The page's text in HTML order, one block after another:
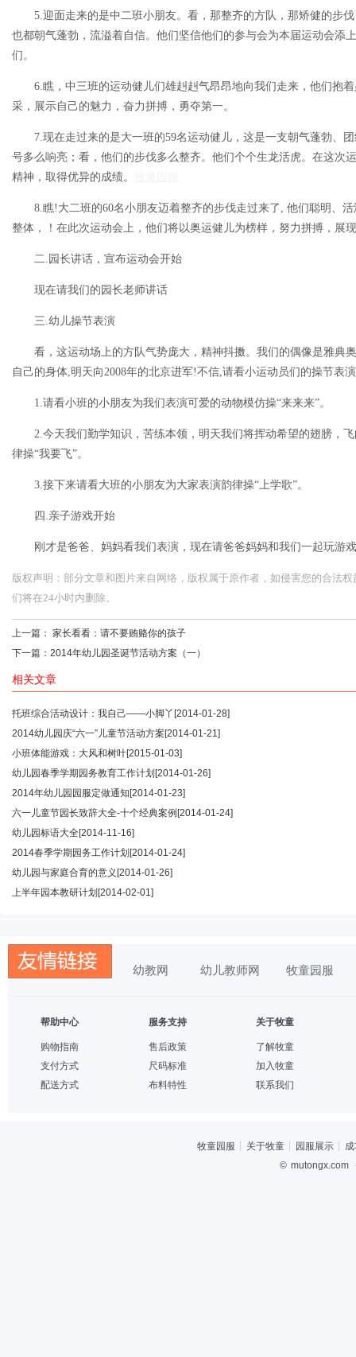
5.迎面走来的是中二班小朋友。看，那整齐的方队，那矫健的步
也都朝气蓬勃，流溢着自信。他们坚信他们的参与会为本届运动会添
们。
6.瞧，中三班的运动健儿们雄赳赳气昂昂地向我们走来，他们抱
采，展示自己的魅力，奋力拼搏，勇夺第一。
7.现在走过来的是大一班的59名运动健儿，这是一支朝气蓬勃、
号多么响亮；看，他们的步伐多么整齐。他们个个生龙活虎。在这次
精神，取得优异的成绩。
8.瞧!大二班的60名小朋友迈着整齐的步伐走过来了, 他们聪明、
整体，！在此次运动会上，他们将以奥运健儿为榜样，努力拼搏，展
二.园长讲话，宣布运动会开始
现在请我们的园长老师讲话
三.幼儿操节表演
看，这运动场上的方队气势庞大，精神抖擞。我们的偶像是雅典
自己的身体,明天向2008年的北京进军!不信,请看小运动员们的操节表
1.请看小班的小朋友为我们表演可爱的动物模仿操“来来来”。
2.今天我们勤学知识，苦练本领，明天我们将挥动希望的翅膀，
律操“我要飞”。
3.接下来请看大班的小朋友为大家表演韵律操“上学歌”。
四.亲子游戏开始
刚才是爸爸、妈妈看我们表演，现在请爸爸妈妈和我们一起玩游
版权声明：部分文章和图片来自网络，版权属于原作者，如侵害您的合法
们将在24小时内删除。
上一篇： 家长看看：请不要贿赂你的孩子
下一篇： 2014年幼儿园圣诞节活动方案（一）
相关文章
托班综合活动设计：我自己——小脚丫 [2014-01-28]
2014幼儿园庆“六一”儿童节活动方案 [2014-01-21]
小班体能游戏：大风和树叶[2015-01-03]
幼儿园春季学期园务教育工作计划 [2014-01-26]
2014年幼儿园园服定做通知 [2014-01-23]
六一儿童节园长致辞大全-十个经典案例 [2014-01-24]
幼儿园标语大全[2014-11-16]
2014春季学期园务工作计划 [2014-01-24]
幼儿园与家庭合育的意义 [2014-01-26]
上半年园本教研计划 [2014-02-01]
幼教网 幼儿教师网 牧童园服
帮助中心
购物指南
支付方式
配送方式
服务支持
售后政策
尺码标准
布料特性
关于牧童
了解牧童
加入牧童
联系我们
牧童园服 关于牧童 园服展示
© mutongx.com